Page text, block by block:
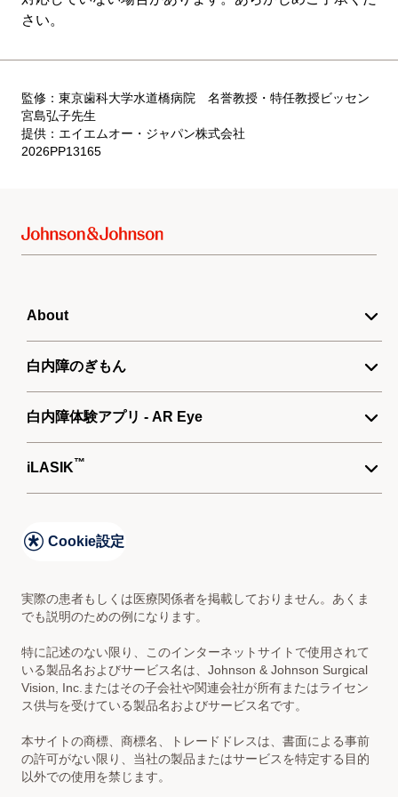
さい。
監修：東京歯科大学水道橋病院 名誉教授・特任教授ビッセン
宮島弘子先生
提供：エイエムオー・ジャパン株式会社
2026PP13165
About
About
ご利用規約
プライバシーポリシー
白内障のぎもん
白内障のぎもん
白内障について
眼内レンズについて
手術と保険について
白内障体験アプリ - AR Eye
白内障体験アプリ - AR Eye
白内障体験アプリ - AR Eye ご利用規約
iLASIK™
目の基礎知識
iLASIK™
わかりやすい動画で解説
Cookie設定
実際の患者もしくは医療関係者を掲載しておりません。あくま
でも説明のための例になります。
特に記述のない限り、このインターネットサイトで使用されて
いる製品名およびサービス名は、Johnson & Johnson Surgical
Vision, Inc.またはその子会社や関連会社が所有またはライセン
ス供与を受けている製品名およびサービス名です。
本サイトの商標、商標名、トレードドレスは、書面による事前
の許可がない限り、当社の製品またはサービスを特定する目的
以外での使用を禁じます。